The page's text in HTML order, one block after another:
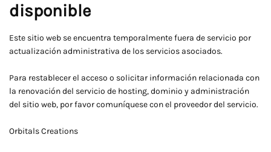
disponible
Este sitio web se encuentra temporalmente fuera de servicio por
actualización administrativa de los servicios asociados.
Para restablecer el acceso o solicitar información relacionada con
la renovación del servicio de hosting, dominio y administración
del sitio web, por favor comuníquese con el proveedor del servicio.
Orbitals Creations